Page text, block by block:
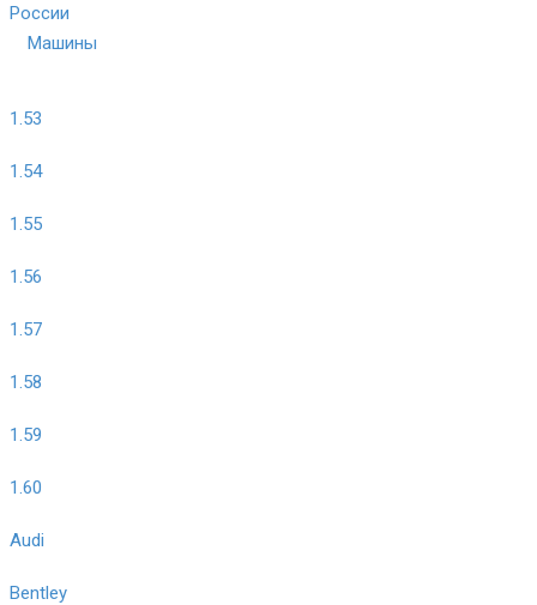
России
Машины
1.53
1.54
1.55
1.56
1.57
1.58
1.59
1.60
Audi
Bentley